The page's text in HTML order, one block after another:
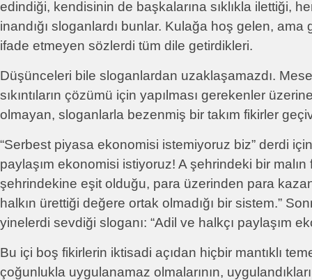
edindiği, kendisinin de başkalarına sıklıkla ilettiği,
inandığı sloganlardı bunlar. Kulağa hoş gelen,
ifade etmeyen sözlerdi tüm dile getirdikleri.
Düşünceleri bile sloganlardan uzaklaşamazdı.
sıkıntıların çözümü için yapılması gerekenler
olmayan, sloganlarla bezenmiş bir takım fikirler
“Serbest piyasa ekonomisi istemiyoruz biz” derdi
paylaşım ekonomisi istiyoruz! A şehrindeki bir malın
şehrindekine eşit olduğu, para üzerinden para
halkın ürettiği değere ortak olmadığı bir sistem.”
yinelerdi sevdiği sloganı: “Adil ve halkçı paylaşım
Bu içi boş fikirlerin iktisadi açıdan hiçbir mantıklı
çoğunlukla uygulanamaz olmalarının,